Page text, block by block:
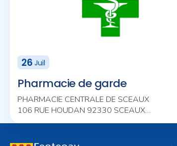
26 Juil
Pharmacie de garde
PHARMACIE CENTRALE DE SCEAUX
106 RUE HOUDAN 92330 SCEAUX
01 46 61 00 62